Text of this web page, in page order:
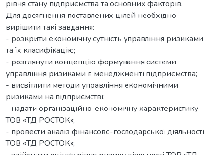
рівня стану підприємства та основних факторів.
Для досягнення поставлених цілей необхідно
вирішити такі завдання:
- розкрити економічну сутність управління ризиками
та їх класифікацію;
- розглянути концепцію формування системи
управління ризиками в менеджменті підприємства;
- висвітлити методи управління економічними
ризиками на підприємстві;
- надати організаційно-економічну характеристику
ТОВ «ТД РОСТОК»;
- провести аналіз фінансово-господарської діяльності
ТОВ «ТД РОСТОК»;